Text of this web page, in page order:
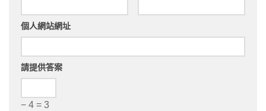
個人網站網址
請提供答案
− 4 = 3